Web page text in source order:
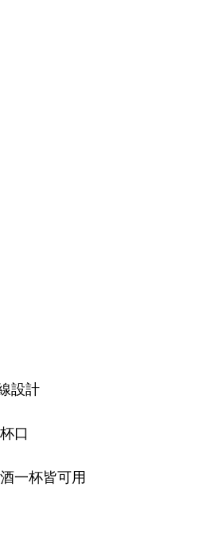
設計
口
一杯皆可用